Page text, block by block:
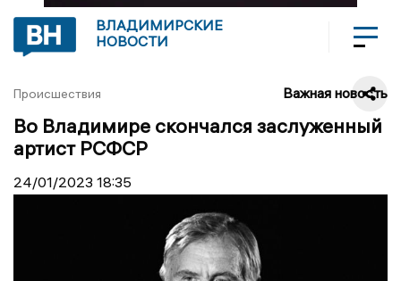
ВЛАДИМИРСКИЕ
НОВОСТИ
Происшествия Важная новость
Во Владимире скончался заслуженный
артист РСФСР
24/01/2023 18:35